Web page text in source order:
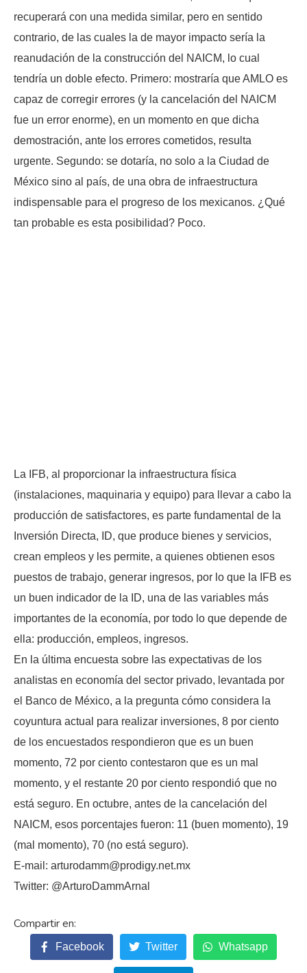
recuperará con una medida similar, pero en sentido
contrario, de las cuales la de mayor impacto sería la
reanudación de la construcción del NAICM, lo cual
tendría un doble efecto. Primero: mostraría que AMLO es
capaz de corregir errores (y la cancelación del NAICM
fue un error enorme), en un momento en que dicha
demostración, ante los errores cometidos, resulta
urgente. Segundo: se dotaría, no solo a la Ciudad de
México sino al país, de una obra de infraestructura
indispensable para el progreso de los mexicanos. ¿Qué
tan probable es esta posibilidad? Poco.
La IFB, al proporcionar la infraestructura física
(instalaciones, maquinaria y equipo) para llevar a cabo la
producción de satisfactores, es parte fundamental de la
Inversión Directa, ID, que produce bienes y servicios,
crean empleos y les permite, a quienes obtienen esos
puestos de trabajo, generar ingresos, por lo que la IFB es
un buen indicador de la ID, una de las variables más
importantes de la economía, por todo lo que depende de
ella: producción, empleos, ingresos.
En la última encuesta sobre las expectativas de los
analistas en economía del sector privado, levantada por
el Banco de México, a la pregunta cómo considera la
coyuntura actual para realizar inversiones, 8 por ciento
de los encuestados respondieron que es un buen
momento, 72 por ciento contestaron que es un mal
momento, y el restante 20 por ciento respondió que no
está seguro. En octubre, antes de la cancelación del
NAICM, esos porcentajes fueron: 11 (buen momento), 19
(mal momento), 70 (no está seguro).
E-mail: arturodamm@prodigy.net.mx
Twitter: @ArturoDammArnal
Facebook Twitter Whatsapp